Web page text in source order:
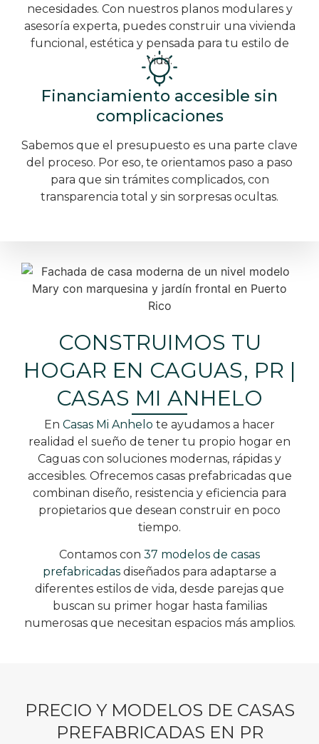
necesidades. Con nuestros planos modulares y
asesoría experta, puedes construir una vivienda
funcional, estética y pensada para tu estilo de
vida.
Financiamiento accesible sin
complicaciones
Sabemos que el presupuesto es una parte clave
del proceso. Por eso, te orientamos paso a paso
para que sin trámites complicados, con
transparencia total y sin sorpresas ocultas.
CONSTRUIMOS TU
HOGAR EN CAGUAS, PR |
CASAS MI ANHELO
En Casas Mi Anhelo te ayudamos a hacer
realidad el sueño de tener tu propio hogar en
Caguas con soluciones modernas, rápidas y
accesibles. Ofrecemos casas prefabricadas que
combinan diseño, resistencia y eficiencia para
propietarios que desean construir en poco
tiempo.
Contamos con 37 modelos de casas
prefabricadas diseñados para adaptarse a
diferentes estilos de vida, desde parejas que
buscan su primer hogar hasta familias
numerosas que necesitan espacios más amplios.
PRECIO Y MODELOS DE CASAS
PREFABRICADAS EN PR